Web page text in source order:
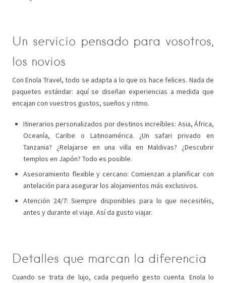
Un servicio pensado para vosotros,
los novios
Con Enola Travel, todo se adapta a lo que os hace felices. Nada de
paquetes estándar: aquí se diseñan experiencias a medida que
encajan con vuestros gustos, sueños y ritmo.
Itinerarios personalizados por destinos increíbles: Asia, África,
Oceanía, Caribe o Latinoamérica. ¿Un safari privado en
Tanzania? ¿Relajarse en una villa en Maldivas? ¿Descubrir
templos en Japón? Todo es posible.
Asesoramiento flexible y cercano: Comienzan a planificar con
antelación para asegurar los alojamientos más exclusivos.
Atención 24/7: Siempre disponibles para lo que necesitéis,
antes y durante el viaje. Así da gusto viajar.
Detalles que marcan la diferencia
Cuando se trata de lujo, cada pequeño gesto cuenta. Enola lo